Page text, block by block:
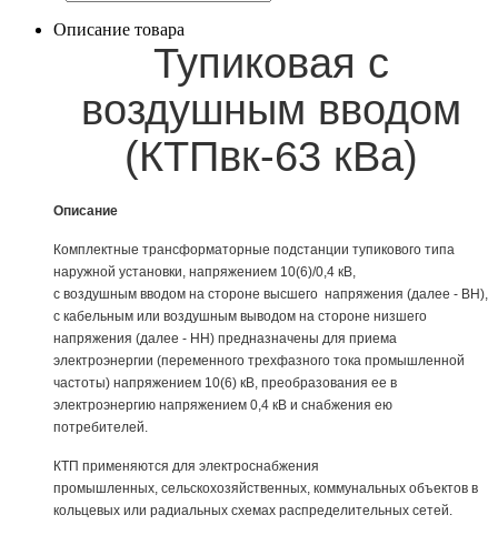
Описание товара
Тупиковая с
воздушным вводом
(КТПвк-63 кВа)
Описание
Комплектные трансформаторные подстанции тупикового типа
наружной установки, напряжением 10(6)/0,4 кВ,
с воздушным вводом на стороне высшего напряжения (далее - ВН),
с кабельным или воздушным выводом на стороне низшего
напряжения (далее - НН) предназначены для приема
электроэнергии (переменного трехфазного тока промышленной
частоты) напряжением 10(6) кВ, преобразования ее в
электроэнергию напряжением 0,4 кВ и снабжения ею
потребителей.
КТП применяются для электроснабжения
промышленных, сельскохозяйственных, коммунальных объектов в
кольцевых или радиальных схемах распределительных сетей.